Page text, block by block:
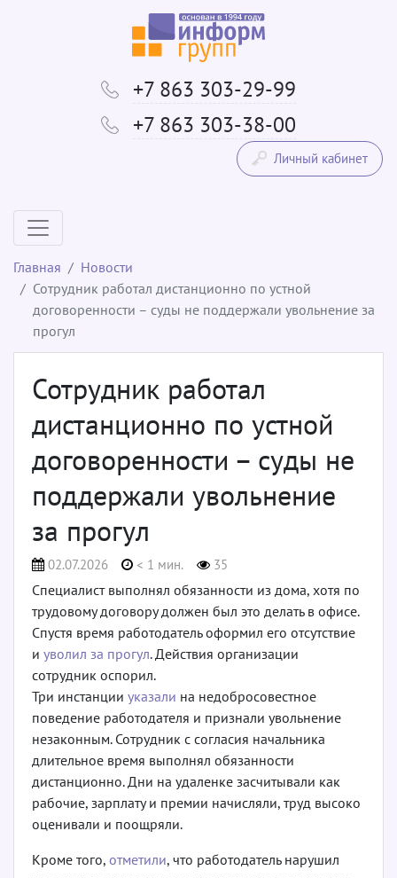
+7 863 303-29-99
+7 863 303-38-00
Личный кабинет
Главная
Новости
Сотрудник работал дистанционно по устной
договоренности – суды не поддержали увольнение за
прогул
Сотрудник работал
дистанционно по устной
договоренности – суды не
поддержали увольнение
за прогул
02.07.2026 < 1 мин. 35
Специалист выполнял обязанности из дома, хотя по
трудовому договору должен был это делать в офисе.
Спустя время работодатель оформил его отсутствие
и уволил за прогул. Действия организации
сотрудник оспорил.
Три инстанции указали на недобросовестное
поведение работодателя и признали увольнение
незаконным. Сотрудник с согласия начальника
длительное время выполнял обязанности
дистанционно. Дни на удаленке засчитывали как
рабочие, зарплату и премии начисляли, труд высоко
оценивали и поощряли.
Кроме того, отметили, что работодатель нарушил